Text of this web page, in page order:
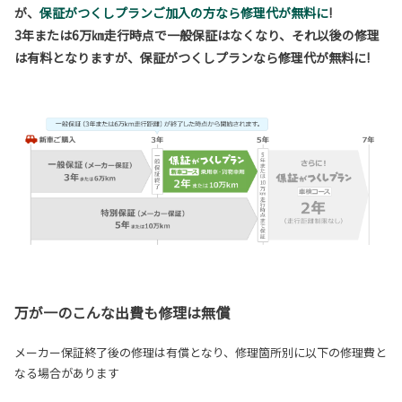
が、 保証がつくしプランご加入の方なら修理代が無料に!
3年または6万㎞走行時点で一般保証はなくなり、それ以後の修理
は有料となりますが、保証がつくしプランなら修理代が無料に!
万が一のこんな出費も修理は無償
メーカー保証終了後の修理は有償となり、修理箇所別に以下の修理費と
なる場合があります